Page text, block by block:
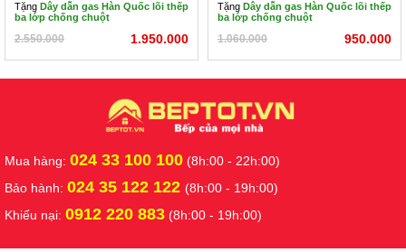
Tặng Dây dẫn gas Hàn Quốc lõi thếp
ba lớp chống chuột
2.550.000 1.950.000
Tặng Dây dẫn gas Hàn Quốc lõi thếp
ba lớp chống chuột
1.060.000 950.000
Mua hàng: 024 33 100 100 (8h:00 - 22h:00)
Bảo hành: 024 35 122 122 (8h:00 - 19h:00)
Khiếu nại: 0912 220 883 (8h:00 - 19h:00)